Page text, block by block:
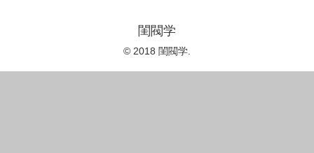
閨閥学
© 2018 閨閥学.